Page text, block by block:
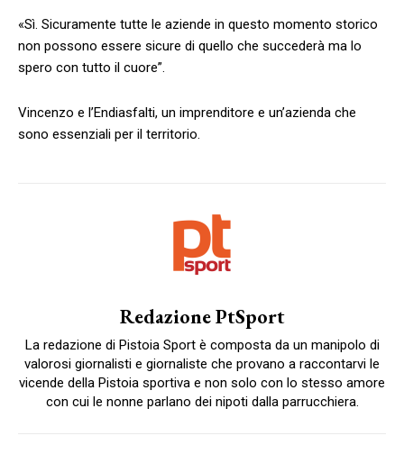
«Sì. Sicuramente tutte le aziende in questo momento storico
non possono essere sicure di quello che succederà ma lo
spero con tutto il cuore”.
Vincenzo e l’Endiasfalti, un imprenditore e un’azienda che
sono essenziali per il territorio.
Redazione PtSport
La redazione di Pistoia Sport è composta da un manipolo di
valorosi giornalisti e giornaliste che provano a raccontarvi le
vicende della Pistoia sportiva e non solo con lo stesso amore
con cui le nonne parlano dei nipoti dalla parrucchiera.